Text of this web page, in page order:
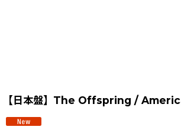
【日本盤】The Offspring /